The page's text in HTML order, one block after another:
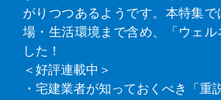
がりつつあるようです。本特集
場・生活環境まで含め、「ウェ
した！
＜好評連載中＞
・宅建業者が知っておくべき「重